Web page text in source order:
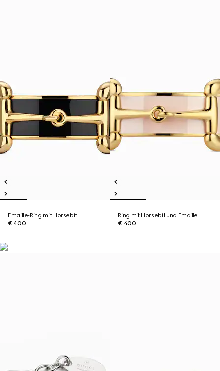
Emaille-Ring mit Horsebit
€ 400
Ring mit Horsebit und Emaille
€ 400